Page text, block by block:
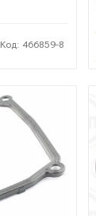
Код: 466859-8